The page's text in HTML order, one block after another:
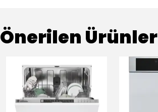
Önerilen Ürünler